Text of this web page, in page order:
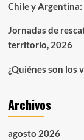
Chile y
Jornadas de
territorio, 2026
¿Quiénes son los
Archivos
agosto 2026